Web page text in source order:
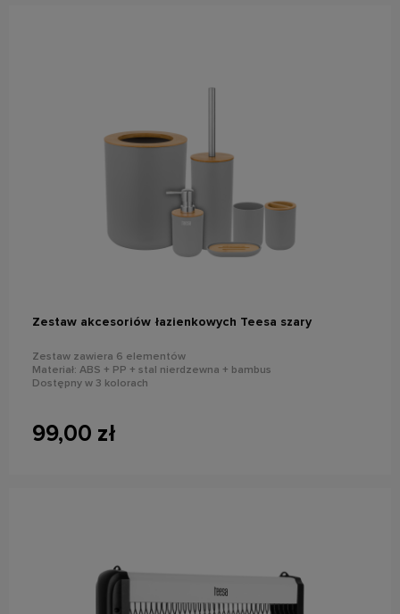
Zestaw akcesoriów łazienkowych Teesa szary
Zestaw zawiera 6 elementów
Materiał: ABS + PP + stal nierdzewna + bambus
Dostępny w 3 kolorach
99,00 zł